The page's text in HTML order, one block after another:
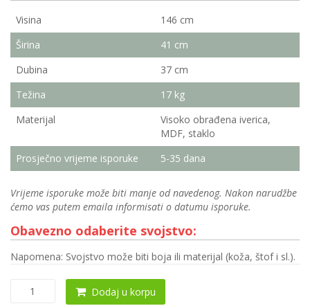
Visina
146 cm
Širina
41 cm
Dubina
37 cm
Težina
17 kg
Materijal
Visoko obrađena iverica,
MDF, staklo
Prosječno vrijeme isporuke
5-35 dana
Vrijeme isporuke može biti manje od navedenog. Nakon narudžbe
ćemo vas putem emaila informisati o datumu isporuke.
Obavezno odaberite svojstvo:
Napomena: Svojstvo može biti boja ili materijal (koža, štof i sl.).
Ogledalo/
Ormarić
Dodaj u korpu